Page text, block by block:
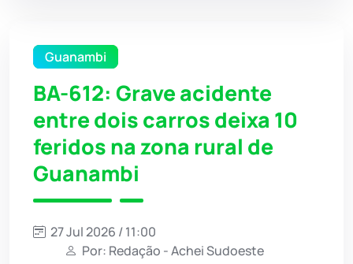
Guanambi
BA-612: Grave acidente
entre dois carros deixa 10
feridos na zona rural de
Guanambi
27 Jul 2026 / 11:00
Por: Redação - Achei Sudoeste